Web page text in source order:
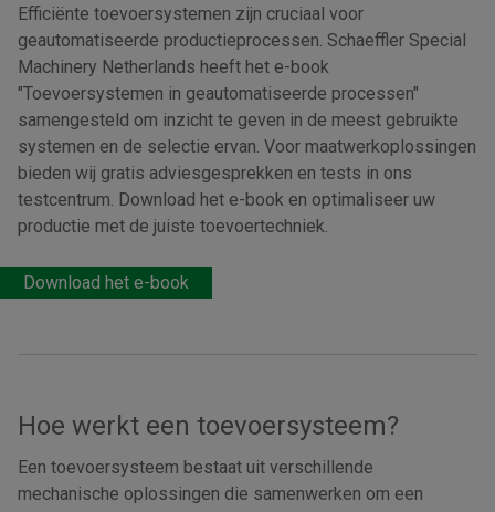
Efficiënte toevoersystemen zijn cruciaal voor
geautomatiseerde productieprocessen. Schaeffler Special
Machinery Netherlands heeft het e-book
"Toevoersystemen in geautomatiseerde processen"
samengesteld om inzicht te geven in de meest gebruikte
systemen en de selectie ervan. Voor maatwerkoplossingen
bieden wij gratis adviesgesprekken en tests in ons
testcentrum. Download het e-book en optimaliseer uw
productie met de juiste toevoertechniek.
Download het e-book
Hoe werkt een toevoersysteem?
Een toevoersysteem bestaat uit verschillende
mechanische oplossingen die samenwerken om een